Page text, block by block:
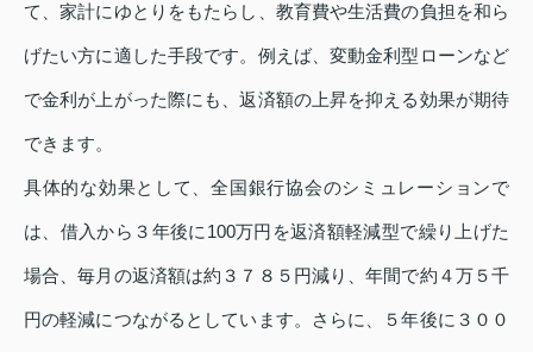
て、家計にゆとりをもたらし、教育費や生活費の負担を和ら
げたい方に適した手段です。例えば、変動金利型ローンなど
で金利が上がった際にも、返済額の上昇を抑える効果が期待
できます。
具体的な効果として、全国銀行協会のシミュレーションで
は、借入から３年後に100万円を返済額軽減型で繰り上げた
場合、毎月の返済額は約３７８５円減り、年間で約４万５千
円の軽減につながるとしています。さらに、５年後に３００